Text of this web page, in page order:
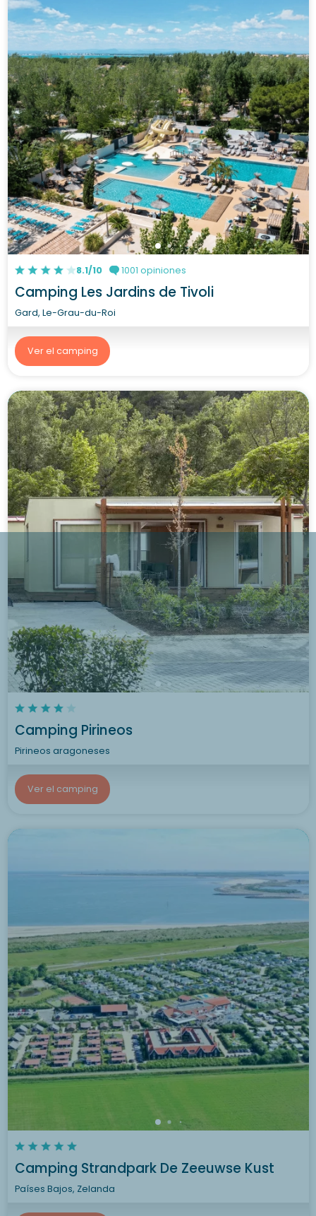
8.1/10 1001 opiniones
Camping Les Jardins de Tivoli
Gard, Le-Grau-du-Roi
Ver el camping
Camping Pirineos
Pirineos aragoneses
Ver el camping
Camping Strandpark De Zeeuwse Kust
Países Bajos, Zelanda